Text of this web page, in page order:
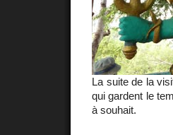
La suite de la
qui gardent le
à souhait.